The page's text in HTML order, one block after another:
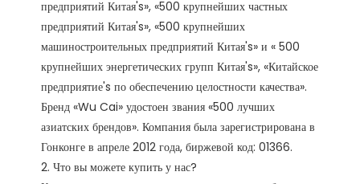
предприятий Китая's», «500 крупнейших частных
предприятий Китая's», «500 крупнейших
машиностроительных предприятий Китая's» и « 500
крупнейших энергетических групп Китая's», «Китайское
предприятие's по обеспечению целостности качества».
Бренд «Wu Cai» удостоен звания «500 лучших
азиатских брендов». Компания была зарегистрирована в
Гонконге в апреле 2012 года, биржевой код: 01366.
2. Что вы можете купить у нас?